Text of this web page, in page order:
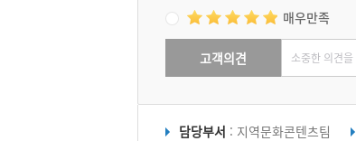
매우만족
고객의견
담당부서 : 지역문화콘텐츠팀